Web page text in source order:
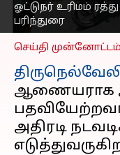
ஓட்டுநர் உரிமம்
பரிந்துரை
எழுதியவர் Nivetha P
செய்தி முன்னோட்டம்
ஆணையராக
அதிரடி